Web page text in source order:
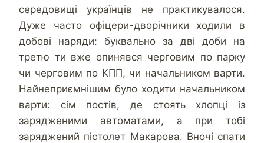
середовищі українців не практикувалося.
Дуже часто офіцери-дворічники ходили в
добові наряди: буквально за дві доби на
третю ти вже опинявся черговим по парку
чи черговим по КПП, чи начальником варти.
Найнеприємнішим було ходити начальником
варти: сім постів, де стоять хлопці із
зарядженими автоматами, а при тобі
заряджений пістолет Макарова. Вночі спати